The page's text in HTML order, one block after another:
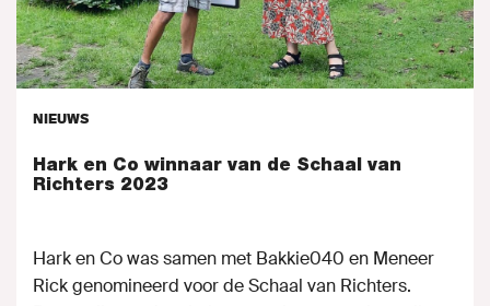
NIEUWS
Hark en Co winnaar van de Schaal van
Richters 2023
Hark en Co was samen met Bakkie040 en Meneer
Rick genomineerd voor de Schaal van Richters.